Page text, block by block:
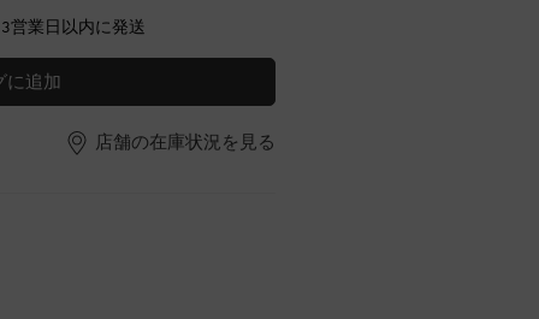
営業日以内に発送
に追加
店舗の在庫状況を見る